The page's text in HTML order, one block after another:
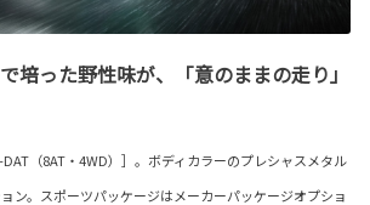
培った野性味が、「意のままの走り」
（8AT・4WD）］。ボディカラーのプレシャスメタル
ン。スポーツパッケージはメーカーパッケージオプショ